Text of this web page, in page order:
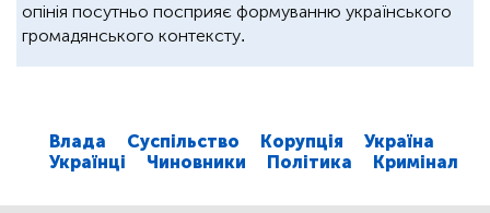
опінія посутньо посприяє формуванню українського
громадянського контексту.
Влада Суспільство Корупція
Україна
Українці
Чиновники Політика Кримінал